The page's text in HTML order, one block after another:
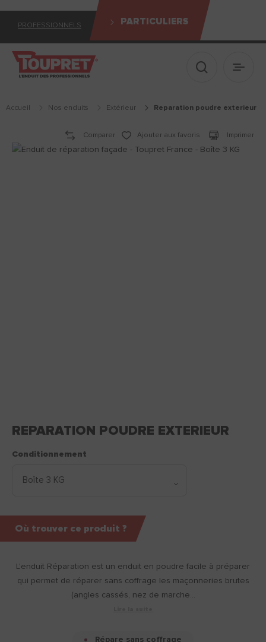
PROFESSIONNELS PARTICULIERS
Afficher le
Accueil Nos enduits extérieur reparation poudre exterieur
Comparer Ajouter aux favoris Imprimer
REPARATION POUDRE EXTERIEUR
L'enduit Réparation est un enduit en poudre facile à préparer
qui permet de réparer sans coffrage les maçonneries brutes
(angles cassés, nez de marche...
Conditionnement
Répare sans coffrage
Où trouver ce produit ?